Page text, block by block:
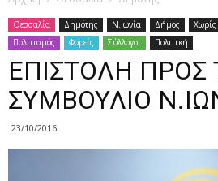
Θεσσαλία Δημότης N.Ιωνία Δήμος Χωρίς
Πολιτισμός
Φορείς Σύλλογοι Πολιτική
ΕΠΙΣΤΟΛΗ
ΣΥΜΒΟΥΛΙΟ
23/10/2016